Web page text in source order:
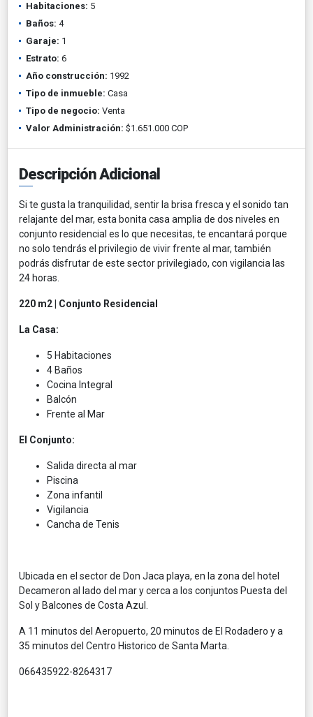
Habitaciones: 5
Baños: 4
Garaje: 1
Estrato: 6
Año construcción: 1992
Tipo de inmueble: Casa
Tipo de negocio: Venta
Valor Administración: $1.651.000 COP
Descripción Adicional
Si te gusta la tranquilidad, sentir la brisa fresca y el sonido tan
relajante del mar, esta bonita casa amplia de dos niveles en
conjunto residencial es lo que necesitas, te encantará porque
no solo tendrás el privilegio de vivir frente al mar, también
podrás disfrutar de este sector privilegiado, con vigilancia las
24 horas.
220 m2 | Conjunto Residencial
La Casa:
5 Habitaciones
4 Baños
Cocina Integral
Balcón
Frente al Mar
El Conjunto:
Salida directa al mar
Piscina
Zona infantil
Vigilancia
Cancha de Tenis
Ubicada en el sector de Don Jaca playa, en la zona del hotel
Decameron al lado del mar y cerca a los conjuntos Puesta del
Sol y Balcones de Costa Azul.
A 11 minutos del Aeropuerto, 20 minutos de El Rodadero y a
35 minutos del Centro Historico de Santa Marta.
066435922-8264317